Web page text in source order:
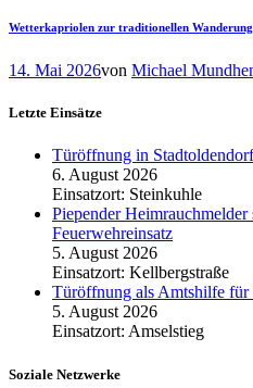
Wetterkapriolen zur traditionellen
14. Mai 2026von Michael
Letzte Einsätze
Türöffnung in
6. August 2026
Einsatzort: Steinkuhle
Piepender
Feuerwehreinsatz
5. August 2026
Einsatzort: Kellbergstraße
Türöffnung als Amtshilfe für
5. August 2026
Einsatzort: Amselstieg
Soziale Netzwerke